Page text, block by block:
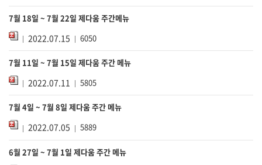
7월 18일 ~ 7월 22일 제다움 주간메뉴
2022.07.15 6050
7월 11일 ~ 7월 15일 제다움 주간 메뉴
2022.07.11 5805
7월 4일 ~ 7월 8일 제다움 주간 메뉴
2022.07.05 5889
6월 27일 ~ 7월 1일 제다움 주간 메뉴